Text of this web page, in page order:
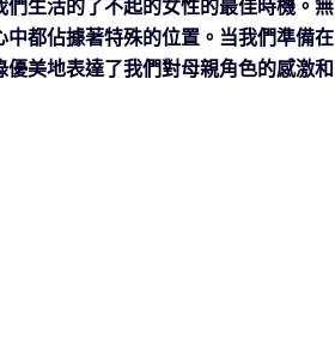
生活的了不起的女性的最佳時機。無
都佔據著特殊的位置。当我們準備在
美地表達了我們對母親角色的感激和